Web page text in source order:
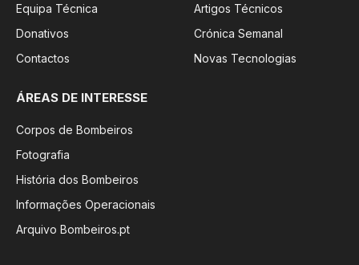
Equipa Técnica
Donativos
Contactos
Artigos Técnicos
Crónica Semanal
Novas Tecnologias
ÁREAS DE INTERESSE
Corpos de Bombeiros
Fotografia
História dos Bombeiros
Informações Operacionais
Arquivo Bombeiros.pt